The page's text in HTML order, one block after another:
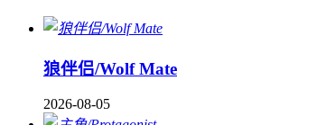
狼伴侣/Wolf Mate
2026-08-05